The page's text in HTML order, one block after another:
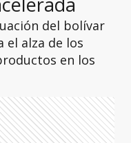
del bolívar
el alza de los
en los